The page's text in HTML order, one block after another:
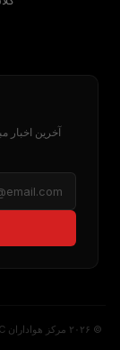
آخرین اخبار